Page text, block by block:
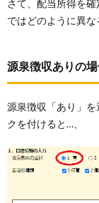
さて、配当所得を確
ではどのように異な
源泉徴収ありの
源泉徴収「あり」
クを付けると…、